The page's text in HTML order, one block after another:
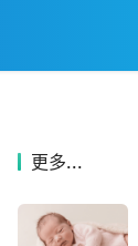
更多...